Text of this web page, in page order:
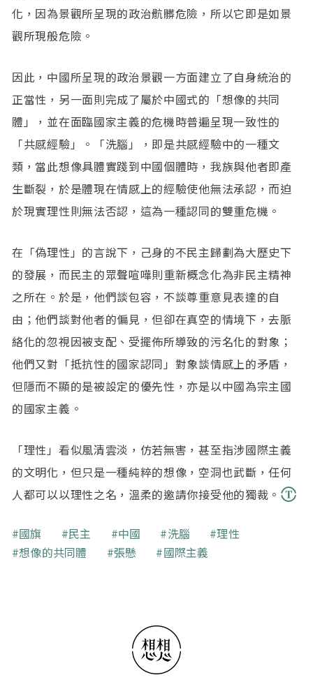
化，因為景觀所呈現的政治骯髒危險，所以它即是如景
觀所現般危險。
因此，中國所呈現的政治景觀一方面建立了自身統治的
正當性，另一面則完成了屬於中國式的「想像的共同
體」，並在面臨國家主義的危機時普遍呈現一致性的
「共感經驗」。「洗腦」，即是共感經驗中的一種文
類，當此想像具體實踐到中國個體時，我族與他者即產
生斷裂，於是體現在情感上的經驗使他無法承認，而迫
於現實理性則無法否認，這為一種認同的雙重危機。
在「偽理性」的言說下，己身的不民主歸劃為大歷史下
的發展，而民主的眾聲喧嘩則重新概念化為非民主精神
之所在。於是，他們談包容，不談尊重意見表達的自
由；他們談對他者的偏見，但卻在真空的情境下，去脈
絡化的忽視因被支配、受擺佈所導致的污名化的對象；
他們又對「抵抗性的國家認同」對象談情感上的矛盾，
但隱而不顯的是被設定的優先性，亦是以中國為宗主國
的國家主義。
「理性」看似風清雲淡，仿若無害，甚至指涉國際主義
的文明化，但只是一種純粹的想像，空洞也武斷，任何
人都可以以理性之名，溫柔的邀請你接受他的獨裁。
關鍵字
國旗 民主 中國 洗腦
理性
想像的共同體
張懸 國際主義